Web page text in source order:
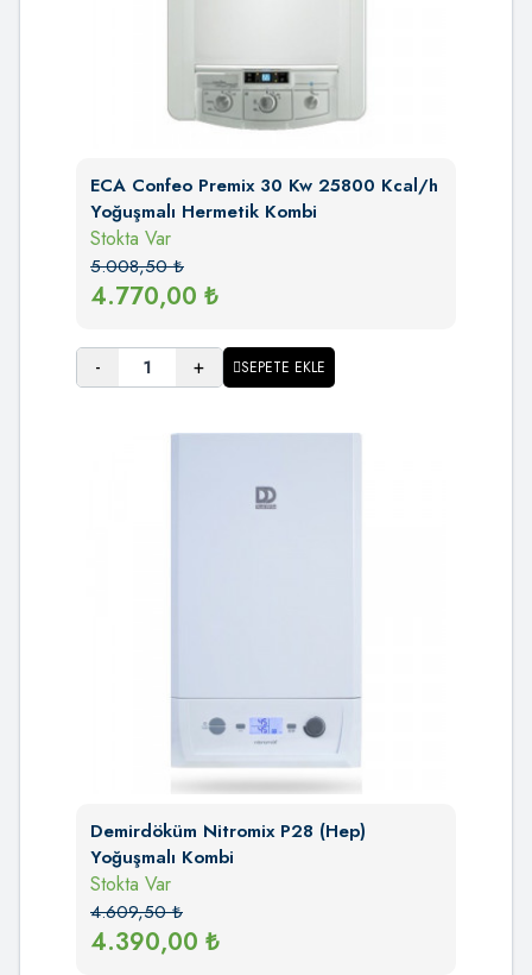
ECA Confeo Premix 30 Kw 25800 Kcal/h
Yoğuşmalı Hermetik Kombi
Stokta Var
5.008,50₺
4.770,00 ₺
- + SEPETE EKLE
Demirdöküm Nitromix P28 (Hep)
Yoğuşmalı Kombi
Stokta Var
4.609,50₺
4.390,00 ₺